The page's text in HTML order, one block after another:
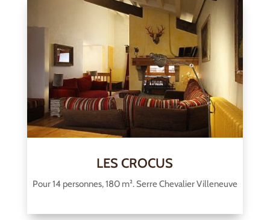
LES CROCUS
Pour 14 personnes, 180 m². Serre Chevalier Villeneuve